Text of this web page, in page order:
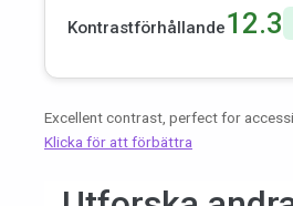
Kontrastförhållande12.3
Excellent contrast, perfect for
Klicka för att förbättra